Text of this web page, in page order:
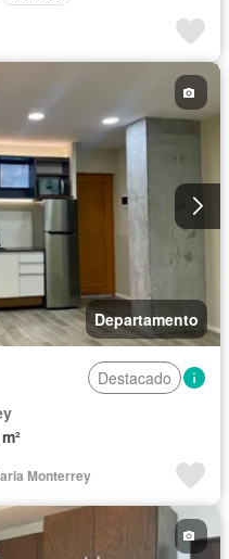
Departamento
Destacado
Monterrey